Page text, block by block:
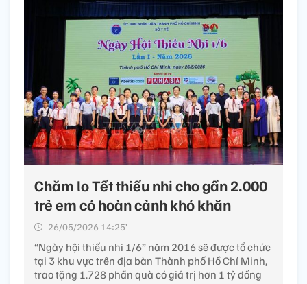
Chăm lo Tết thiếu nhi cho gần 2.000
trẻ em có hoàn cảnh khó khăn
26/05/2026 14:25’
“Ngày hội thiếu nhi 1/6” năm 2016 sẽ được tổ chức
tại 3 khu vực trên địa bàn Thành phố Hồ Chí Minh,
trao tặng 1.728 phần quà có giá trị hơn 1 tỷ đồng